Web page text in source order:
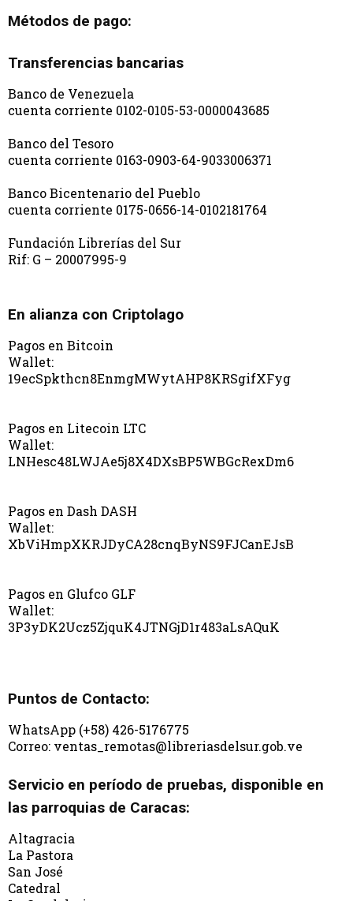
Métodos de pago:
Transferencias bancarias
Banco de Venezuela
cuenta corriente 0102-0105-53-0000043685
Banco del Tesoro
cuenta corriente 0163-0903-64-9033006371
Banco Bicentenario del Pueblo
cuenta corriente 0175-0656-14-0102181764
Fundación Librerías del Sur
Rif: G – 20007995-9
En alianza con Criptolago
Pagos en Bitcoin
Wallet:
19ecSpkthcn8EnmgMWytAHP8KRSgifXFyg
Pagos en Litecoin LTC
Wallet:
LNHesc48LWJAe5j8X4DXsBP5WBGcRexDm6
Pagos en Dash DASH
Wallet:
XbViHmpXKRJDyCA28cnqByNS9FJCanEJsB
Pagos en Glufco GLF
Wallet:
3P3yDK2Ucz5ZjquK4JTNGjD1r483aLsAQuK
Puntos de Contacto:
WhatsApp (+58) 426-5176775
Correo: ventas_remotas@libreriasdelsur.gob.ve
Servicio en período de pruebas, disponible en
las parroquias de Caracas:
Altagracia
La Pastora
San José
Catedral